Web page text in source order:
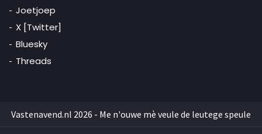
Joetjoep
X [Twitter]
Bluesky
Threads
Vastenavend.nl 2026 - Me n'ouwe mè veule de leutege speule